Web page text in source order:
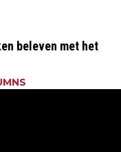
beleven met het